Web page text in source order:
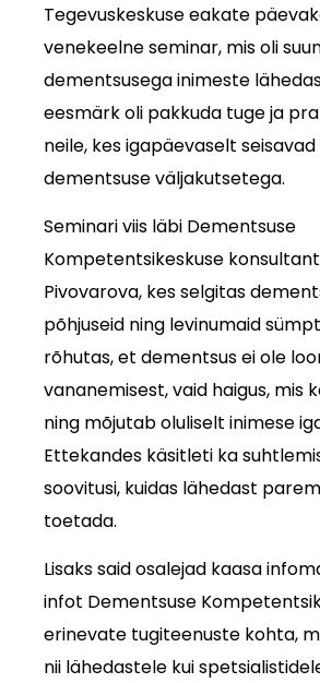
Tegevuskeskuse eakate
venekeelne seminar, mis oli
dementsusega inimeste
eesmärk oli pakkuda tuge ja
neile, kes igapäevaselt
dementsuse väljakutsetega.
Seminari viis läbi Dementsuse
Kompetentsikeskuse
Pivovarova, kes selgitas
põhjuseid ning levinumaid
rõhutas, et dementsus ei ole
vananemisest, vaid haigus, mis
ning mõjutab oluliselt inimese
Ettekandes käsitleti ka
soovitusi, kuidas lähedast
toetada.
Lisaks said osalejad kaasa
infot Dementsuse
erinevate tugiteenuste kohta,
nii lähedastele kui